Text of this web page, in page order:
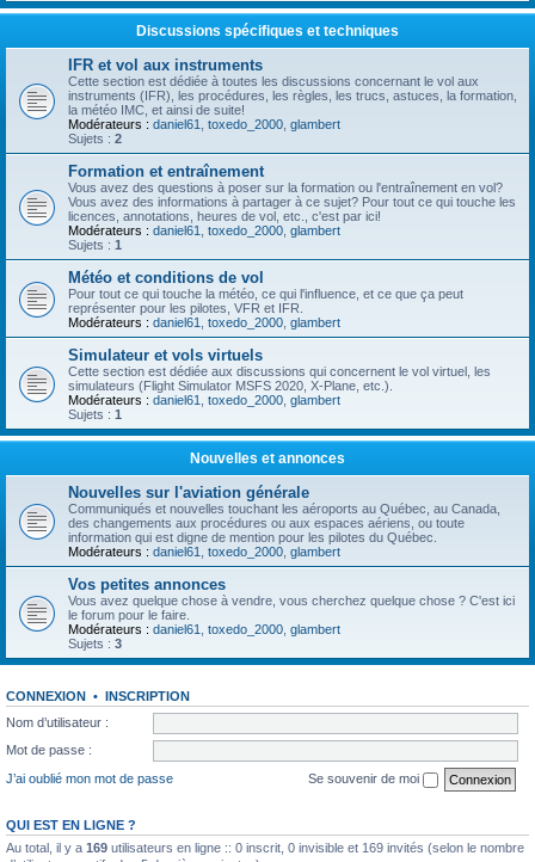
Discussions spécifiques et techniques
IFR et vol aux instruments
Cette section est dédiée à toutes les discussions concernant le vol aux
instruments (IFR), les procédures, les règles, les trucs, astuces, la formation,
la météo IMC, et ainsi de suite!
Modérateurs : daniel61 toxedo_2000 glambert
Sujets : 2
Formation et entraînement
Vous avez des questions à poser sur la formation ou l'entraînement en vol?
Vous avez des informations à partager à ce sujet? Pour tout ce qui touche les
licences, annotations, heures de vol, etc., c'est par ici!
Modérateurs : daniel61 toxedo_2000 glambert
Sujets : 1
Météo et conditions de vol
Pour tout ce qui touche la météo, ce qui l'influence, et ce que ça peut
représenter pour les pilotes, VFR et IFR.
Modérateurs : daniel61 toxedo_2000 glambert
Simulateur et vols virtuels
Cette section est dédiée aux discussions qui concernent le vol virtuel, les
simulateurs (Flight Simulator MSFS 2020, X-Plane, etc.).
Modérateurs : daniel61 toxedo_2000 glambert
Sujets : 1
Nouvelles et annonces
Nouvelles sur l'aviation générale
Communiqués et nouvelles touchant les aéroports au Québec, au Canada,
des changements aux procédures ou aux espaces aériens, ou toute
information qui est digne de mention pour les pilotes du Québec.
Modérateurs : daniel61 toxedo_2000 glambert
Vos petites annonces
Vous avez quelque chose à vendre, vous cherchez quelque chose ? C'est ici
le forum pour le faire.
Modérateurs : daniel61 toxedo_2000 glambert
Sujets : 3
CONNEXION • INSCRIPTION
Nom d’utilisateur :
Mot de passe :
J’ai oublié mon mot de passe
Se souvenir de moi
QUI EST EN LIGNE ?
Au total, il y a 169 utilisateurs en ligne :: 0 inscrit, 0 invisible et 169 invités (selon le nombre